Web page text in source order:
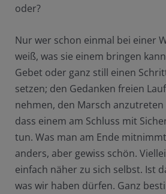
oder?
Nur wer schon einmal bei einer
weiß, was sie einem bringen
Gebet oder ganz still einen
setzen; den Gedanken freien
nehmen, den Marsch anzutreten
dass einem am Schluss mit
tun. Was man am Ende
anders, aber gewiss schön.
einfach näher zu sich selbst. Ist
was wir haben dürfen. Ganz